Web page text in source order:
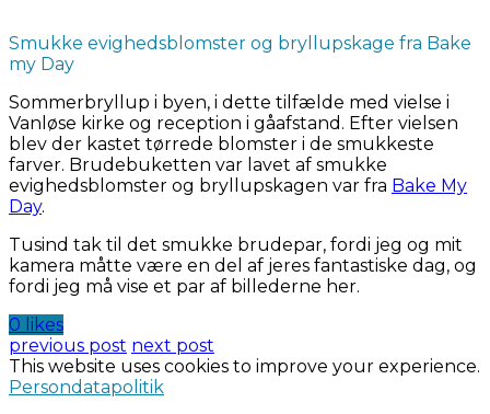
Smukke evighedsblomster og bryllupskage fra Bake
my Day
Sommerbryllup i byen, i dette tilfælde med vielse i
Vanløse kirke og reception i gåafstand. Efter vielsen
blev der kastet tørrede blomster i de smukkeste
farver. Brudebuketten var lavet af smukke
evighedsblomster og bryllupskagen var fra Bake My
Day.
Tusind tak til det smukke brudepar, fordi jeg og mit
kamera måtte være en del af jeres fantastiske dag, og
fordi jeg må vise et par af billederne her.
0 likes
previous post next post
This website uses cookies to improve your experience.
Persondatapolitik